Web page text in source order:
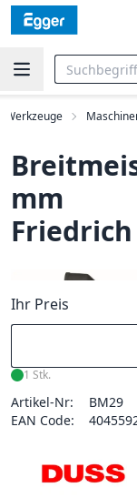
Werkzeuge
mm
Friedrich
Ihr Preis
1 Stk.
Artikel-Nr:
BM29
EAN Code: